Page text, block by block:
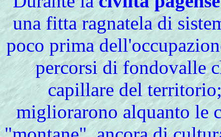
una fitta ragnatela di
poco prima
percorsi di fondovalle
capillare del
migliorarono alquanto le